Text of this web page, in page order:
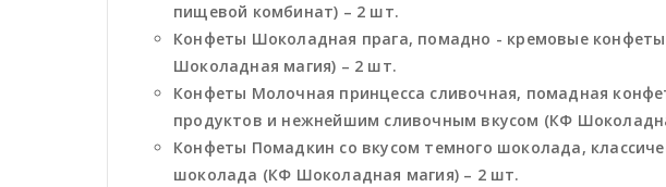
пищевой комбинат) – 2 шт.
Конфеты Шоколадная прага, помадно - кремовые
Шоколадная магия) – 2 шт.
Конфеты Молочная принцесса сливочная, помадная
продуктов и нежнейшим сливочным вкусом (КФ
Конфеты Помадкин со вкусом темного шоколада,
шоколада (КФ Шоколадная магия) – 2 шт.